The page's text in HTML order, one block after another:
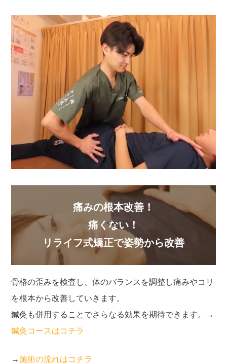
痛みの根本改善！
痛くない！
リライフ式矯正で姿勢から改善
骨格の歪みを検査し、体のバランスを調整し痛みやコリ
を根本から改善していきます。
鍼灸も併用することでさらなる効果を期待できます。→
鍼灸コースはコチラ
→施術の流れはコチラ